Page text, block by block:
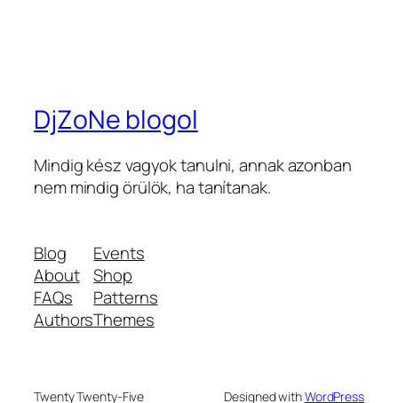
DjZoNe blogol
Mindig kész vagyok tanulni, annak azonban
nem mindig örülök, ha tanítanak.
Blog
About
FAQs
Authors
Events
Shop
Patterns
Themes
Twenty Twenty-Five Designed withWordPress